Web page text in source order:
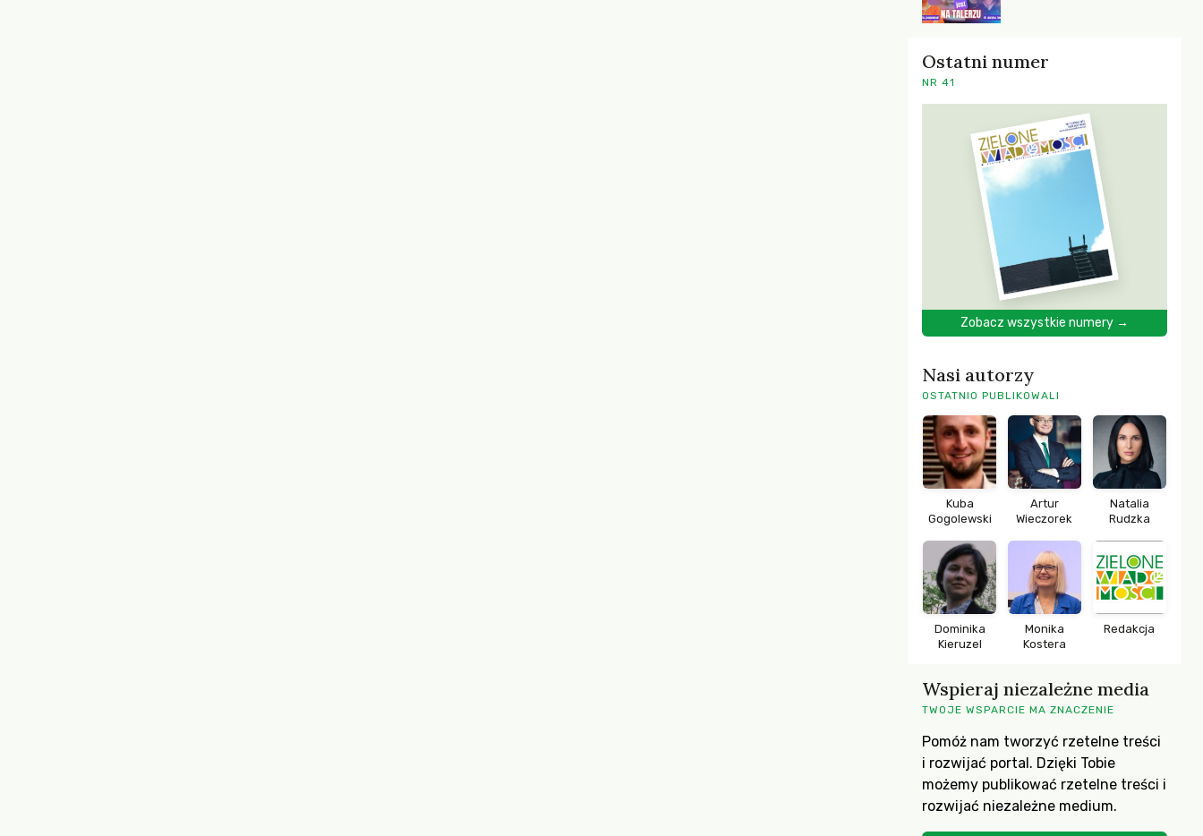
Ostatni numer
NR 41
Zobacz wszystkie numery →
Nasi autorzy
OSTATNIO PUBLIKOWALI
Kuba
Gogolewski
Artur
Wieczorek
Natalia
Rudzka
Dominika
Kieruzel
Monika
Kostera
Redakcja
Wspieraj niezależne media
TWOJE WSPARCIE MA ZNACZENIE
Pomóż nam tworzyć rzetelne treści
i rozwijać portal. Dzięki Tobie
możemy publikować rzetelne treści i
rozwijać niezależne medium.